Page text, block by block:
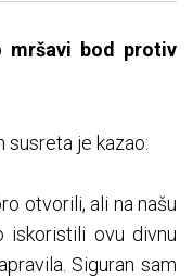
mršavi bod protiv
susreta je kazao:
otvorili, ali na našu
iskoristili ovu divnu
Siguran sam